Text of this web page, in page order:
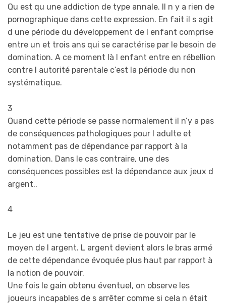
Qu est qu une addiction de type annale. Il n y a rien de
pornographique dans cette expression. En fait il s agit
d une période du développement de l enfant comprise
entre un et trois ans qui se caractérise par le besoin de
domination. A ce moment là l enfant entre en rébellion
contre l autorité parentale c’est la période du non
systématique.
3
Quand cette période se passe normalement il n’y a pas
de conséquences pathologiques pour l adulte et
notamment pas de dépendance par rapport à la
domination. Dans le cas contraire, une des
conséquences possibles est la dépendance aux jeux d
argent..
4
Le jeu est une tentative de prise de pouvoir par le
moyen de l argent. L argent devient alors le bras armé
de cette dépendance évoquée plus haut par rapport à
la notion de pouvoir.
Une fois le gain obtenu éventuel, on observe les
joueurs incapables de s arrêter comme si cela n était